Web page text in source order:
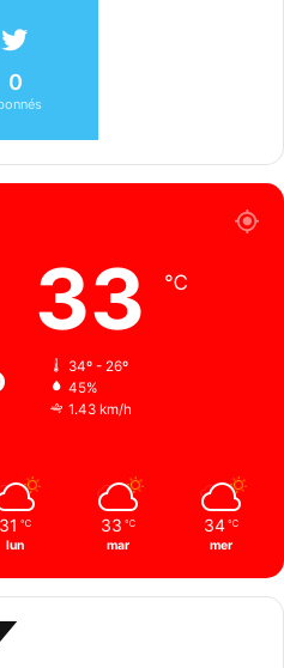
0
33 ℃
34º - 26º
45%
1.43 km/h
31 ℃
lun
33 ℃
mar
34 ℃
mer